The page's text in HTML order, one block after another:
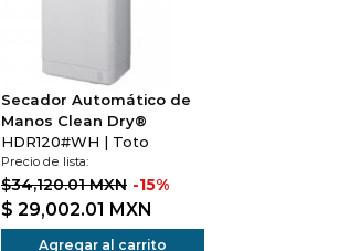
Secador Automático de
Manos Clean Dry®
HDR120#WH | Toto
Precio de lista:
$34,120.01 MXN -15%
$ 29,002.01 MXN
Agregar al carrito